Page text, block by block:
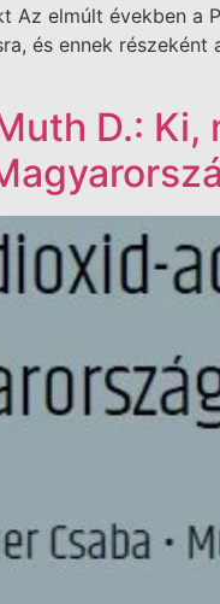
elmúlt években a
és ennek
D.: